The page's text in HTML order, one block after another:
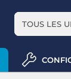
TOUS LES